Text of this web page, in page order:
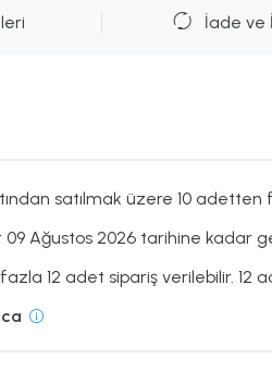
İade ve
satılmak üzere 10 adetten
Ağustos 2026 tarihine kadar
12 adet sipariş verilebilir. 12